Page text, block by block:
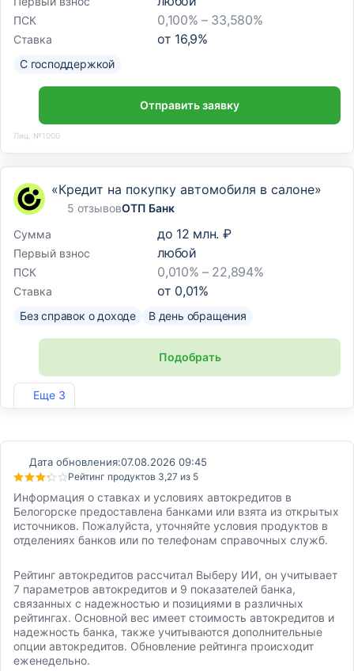
ПСК 0,100% – 33,580%
Ставка от 16,9%
С господдержкой
Отправить заявку
Лиц. №1000
Еще 3
«Кредит на покупку автомобиля в салоне»
5 отзывовОТП Банк
Сумма
до 12 млн. ₽
Первый взнос любой
ПСК 0,010% – 22,894%
Ставка от 0,01%
Без справок о доходе В день обращения
Подобрать
Лиц. №2766
Дата обновления:07.08.2026 09:45
Рейтинг продуктов 3,27 из 5
Информация о ставках и условиях автокредитов в
Белогорске предоставлена банками или взята из открытых
источников. Пожалуйста, уточняйте условия продуктов в
отделениях банков или по телефонам справочных служб.
Рейтинг автокредитов рассчитал Выберу ИИ, он учитывает
7 параметров автокредитов и 9 показателей банка,
связанных с надежностью и позициями в различных
рейтингах. Основной вес имеет стоимость автокредитов и
надежность банка, также учитываются дополнительные
опции автокредитов. Обновление рейтинга происходит
еженедельно.